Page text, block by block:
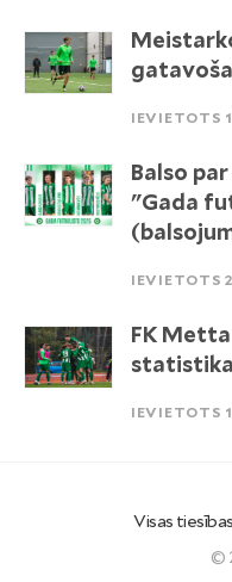
IEVIETOTS
Balso
"Gada
IEVIETOTS
FK
statistika
IEVIETOTS
Visas
©